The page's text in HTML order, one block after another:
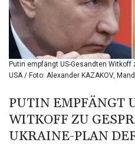
Putin empfängt US-Gesandten
USA / Foto: Alexander KAZAKOV,
PUTIN EMPFÄNGT
WITKOFF ZU
UKRAINE-PLAN